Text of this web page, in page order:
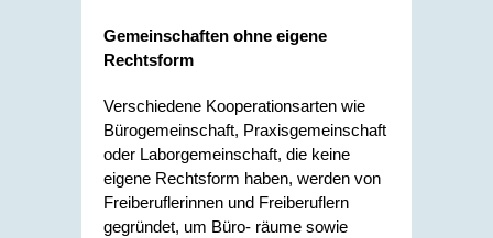
Gemeinschaften ohne eigene
Rechtsform
Verschiedene Kooperationsarten wie
Bürogemeinschaft, Praxisgemeinschaft
oder Laborgemeinschaft, die keine
eigene Rechtsform haben, werden von
Freiberuflerinnen und Freiberuflern
gegründet, um Büro- räume sowie